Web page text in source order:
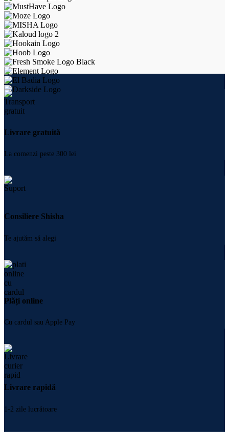
Livrare gratuită
La comenzi peste 300 lei
Consiliere Shisha
Te ajutăm să alegi
Plăți online
Cu cardul sau Apple Pay
Livrare rapidă
1-2 zile lucrătoare